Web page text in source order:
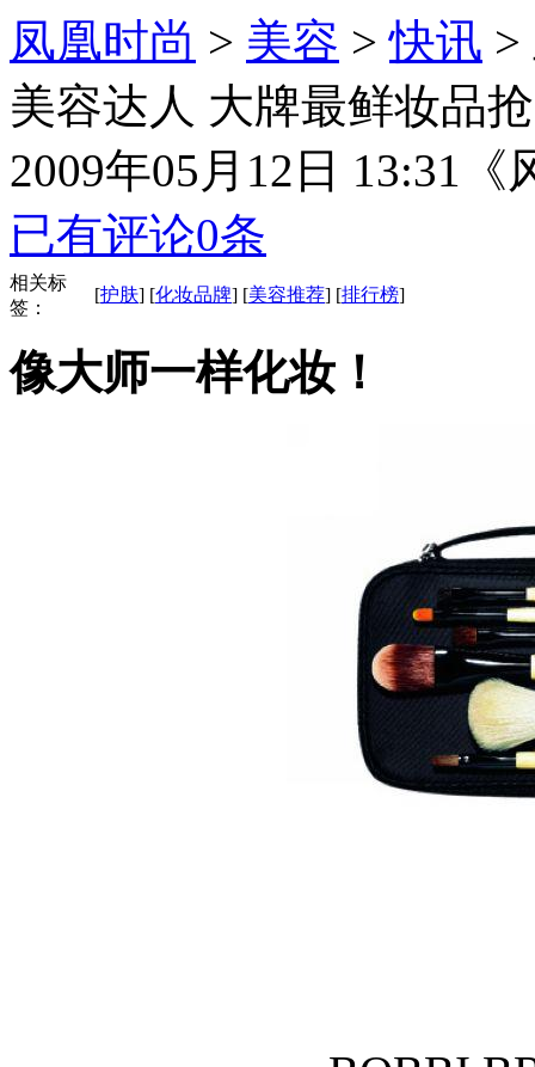
凤凰时尚 > 美容 >快讯 >
美容达人 大牌最鲜妆品
2009年05月12日 13:31
已有评论0条
相关标
签：
[护肤] [化妆品牌] [美容推荐] [排行榜]
像大师一样化妆！